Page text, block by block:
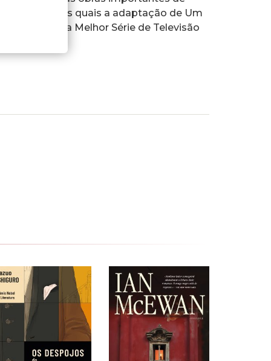
entre as quais a adaptação de Um
para a Melhor Série de Televisão